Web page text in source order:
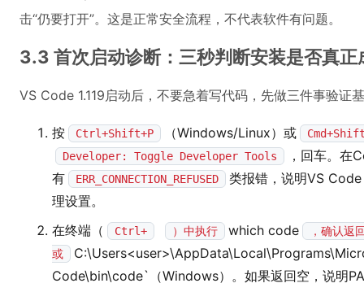
击“仍要打开”。这是正常安全流程，不代表软件有问题。
3.3 首次启动诊断：三秒判断安装是否真正
VS Code 1.119启动后，不要急着写代码，先做三件事验证
按 Ctrl+Shift+P （Windows/Linux）或
Developer: Toggle Developer Tools
，回车。在
有
ERR_CONNECTION_REFUSED
类报错，说明VS
理设置。
在终端（
Ctrl+ ）中执行 which code
，确认返
或
Code\bin\code`（Windows）。如果返回空，说明